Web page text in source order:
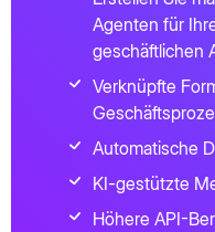
Agenten für
geschäftlichen
Verknüpfte
Automatische
KI-gestützte
Höhere API-